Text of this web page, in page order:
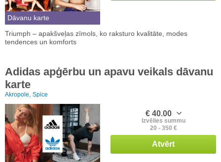
Dāvanu karte
Triumph – apakšveļas zīmols, ko raksturo kvalitāte, modes
tendences un komforts
Adidas apģērbu un apavu veikals dāvanu
karte
Akropole, Spice
€ 40.00
Izvēlies summu
20 - 350 €
Atvērt